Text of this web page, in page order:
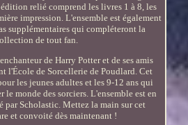
relié comprend les livres 1 à 8, les
impression. L'ensemble est également
supplémentaires qui compléteront la
de tout fan.
de Harry Potter et de ses amis
l'École de Sorcellerie de Poudlard. Cet
les jeunes adultes et les 9-12 ans qui
le monde des sorciers. L'ensemble est en
par Scholastic. Mettez la main sur cet
et convoité dès maintenant !